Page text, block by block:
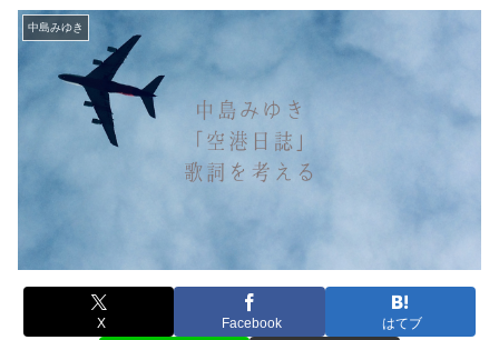
中島みゆき
X Facebook はてブ